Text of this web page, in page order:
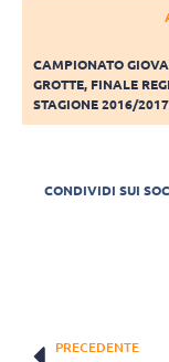
CAMPIONATO
GROTTE, FINALE
STAGIONE 2016/2017
CONDIVIDI SUI
PRECEDENTE